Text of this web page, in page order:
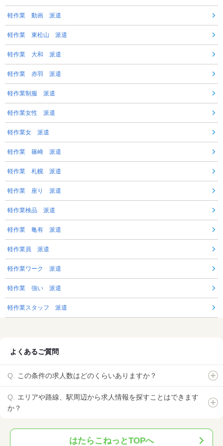
軽作業 動画 派遣
軽作業 東松山 派遣
軽作業 大和 派遣
軽作業 赤羽 派遣
軽作業制服 派遣
軽作業女性 派遣
軽作業女 派遣
軽作業 篠崎 派遣
軽作業 札幌 派遣
軽作業 座り 派遣
軽作業検品 派遣
軽作業 亀有 派遣
軽作業員 派遣
軽作業ワーク 派遣
軽作業 強い 派遣
軽作業スタッフ 派遣
よくあるご質問
この条件の求人数はどのくらいありますか？
エリアや路線、駅周辺から求人情報を探すことはできます
か？
はたらこねっとTOPへ